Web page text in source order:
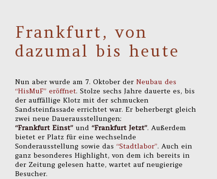
Frankfurt, von
dazumal bis heute
Nun aber wurde am 7. Oktober der Neubau des
“HisMuF” eröffnet. Stolze sechs Jahre dauerte es, bis
der auffällige Klotz mit der schmucken
Sandsteinfassade errichtet war. Er beherbergt gleich
zwei neue Dauerausstellungen:
“Frankfurt Einst” und“Frankfurt Jetzt”. Außerdem
bietet er Platz für eine wechselnde
Sonderausstellung sowie das“Stadtlabor”. Auch ein
ganz besonderes Highlight, von dem ich bereits in
der Zeitung gelesen hatte, wartet auf neugierige
Besucher.